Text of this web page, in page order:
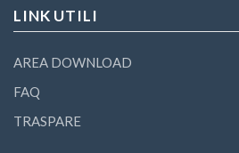
LINK UTILI
AREA DOWNLOAD
FAQ
TRASPARE